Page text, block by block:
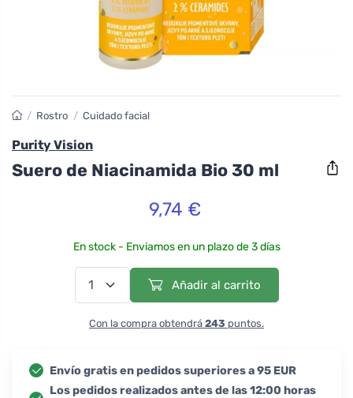
/ Rostro / Cuidado facial
Purity Vision
Suero de Niacinamida Bio 30 ml
9,74 €
En stock - Enviamos en un plazo de 3 días
Añadir al carrito
Con la compra obtendrá 243 puntos.
Envío gratis en pedidos superiores a 95 EUR
Los pedidos realizados antes de las 12:00 horas